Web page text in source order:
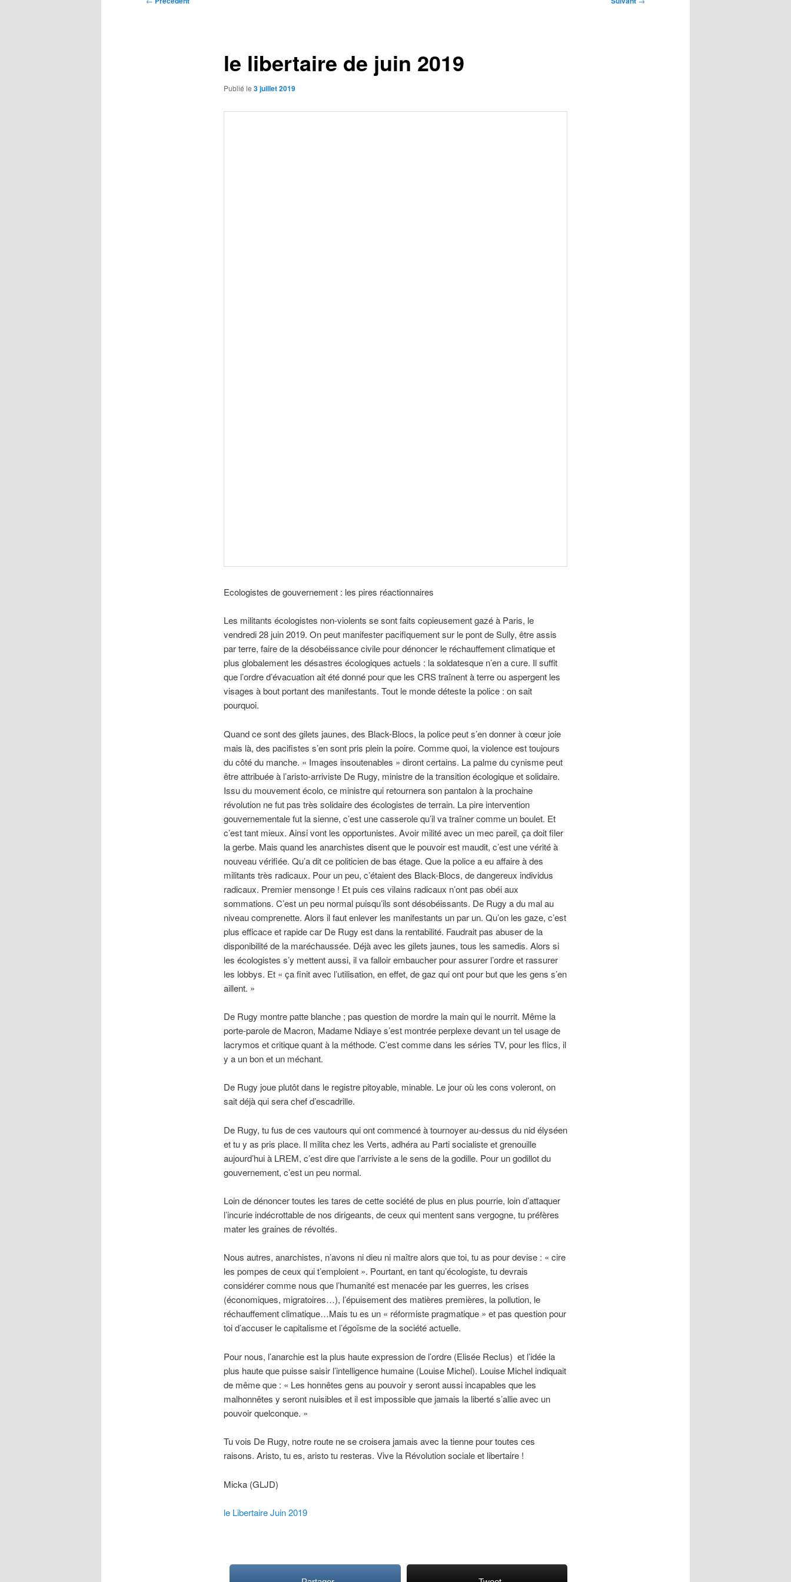
le libertaire de juin 2019
Publié le 3 juillet 2019
Ecologistes de gouvernement : les pires réactionnaires
Les militants écologistes non-violents se sont faits copieusement gazé à Paris, le
vendredi 28 juin 2019. On peut manifester pacifiquement sur le pont de Sully, être assis
par terre, faire de la désobéissance civile pour dénoncer le réchauffement climatique et
plus globalement les désastres écologiques actuels : la soldatesque n’en a cure. Il suffit
que l’ordre d’évacuation ait été donné pour que les CRS traînent à terre ou aspergent les
visages à bout portant des manifestants. Tout le monde déteste la police : on sait
pourquoi.
Quand ce sont des gilets jaunes, des Black-Blocs, la police peut s’en donner à cœur joie
mais là, des pacifistes s’en sont pris plein la poire. Comme quoi, la violence est toujours
du côté du manche. « Images insoutenables » diront certains. La palme du cynisme peut
être attribuée à l’aristo-arriviste De Rugy, ministre de la transition écologique et solidaire.
Issu du mouvement écolo, ce ministre qui retournera son pantalon à la prochaine
révolution ne fut pas très solidaire des écologistes de terrain. La pire intervention
gouvernementale fut la sienne, c’est une casserole qu’il va traîner comme un boulet. Et
c’est tant mieux. Ainsi vont les opportunistes. Avoir milité avec un mec pareil, ça doit filer
la gerbe. Mais quand les anarchistes disent que le pouvoir est maudit, c’est une vérité à
nouveau vérifiée. Qu’a dit ce politicien de bas étage. Que la police a eu affaire à des
militants très radicaux. Pour un peu, c’étaient des Black-Blocs, de dangereux individus
radicaux. Premier mensonge ! Et puis ces vilains radicaux n’ont pas obéi aux
sommations. C’est un peu normal puisqu’ils sont désobéissants. De Rugy a du mal au
niveau comprenette. Alors il faut enlever les manifestants un par un. Qu’on les gaze, c’est
plus efficace et rapide car De Rugy est dans la rentabilité. Faudrait pas abuser de la
disponibilité de la maréchaussée. Déjà avec les gilets jaunes, tous les samedis. Alors si
les écologistes s’y mettent aussi, il va falloir embaucher pour assurer l’ordre et rassurer
les lobbys. Et « ça finit avec l’utilisation, en effet, de gaz qui ont pour but que les gens s’en
aillent. »
De Rugy montre patte blanche ; pas question de mordre la main qui le nourrit. Même la
porte-parole de Macron, Madame Ndiaye s’est montrée perplexe devant un tel usage de
lacrymos et critique quant à la méthode. C’est comme dans les séries TV, pour les flics, il
y a un bon et un méchant.
De Rugy joue plutôt dans le registre pitoyable, minable. Le jour où les cons voleront, on
sait déjà qui sera chef d’escadrille.
De Rugy, tu fus de ces vautours qui ont commencé à tournoyer au-dessus du nid élyséen
et tu y as pris place. Il milita chez les Verts, adhéra au Parti socialiste et grenouille
aujourd’hui à LREM, c’est dire que l’arriviste a le sens de la godille. Pour un godillot du
gouvernement, c’est un peu normal.
Loin de dénoncer toutes les tares de cette société de plus en plus pourrie, loin d’attaquer
l’incurie indécrottable de nos dirigeants, de ceux qui mentent sans vergogne, tu préfères
mater les graines de révoltés.
Nous autres, anarchistes, n’avons ni dieu ni maître alors que toi, tu as pour devise : « cire
les pompes de ceux qui t’emploient ». Pourtant, en tant qu’écologiste, tu devrais
considérer comme nous que l’humanité est menacée par les guerres, les crises
(économiques, migratoires…), l’épuisement des matières premières, la pollution, le
réchauffement climatique…Mais tu es un « réformiste pragmatique » et pas question pour
toi d’accuser le capitalisme et l’égoïsme de la société actuelle.
Pour nous, l’anarchie est la plus haute expression de l’ordre (Elisée Reclus) et l’idée la
plus haute que puisse saisir l’intelligence humaine (Louise Michel). Louise Michel indiquait
de même que : « Les honnêtes gens au pouvoir y seront aussi incapables que les
malhonnêtes y seront nuisibles et il est impossible que jamais la liberté s’allie avec un
pouvoir quelconque. »
Tu vois De Rugy, notre route ne se croisera jamais avec la tienne pour toutes ces
raisons. Aristo, tu es, aristo tu resteras. Vive la Révolution sociale et libertaire !
Micka (GLJD)
le Libertaire Juin 2019